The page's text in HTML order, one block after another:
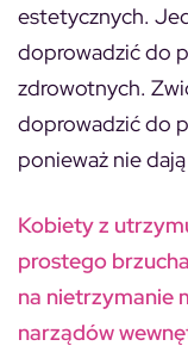
estetycznych.
doprowadzić do
zdrowotnych.
doprowadzić do
ponieważ nie
Kobiety z
prostego
na nietrzymanie
narządów